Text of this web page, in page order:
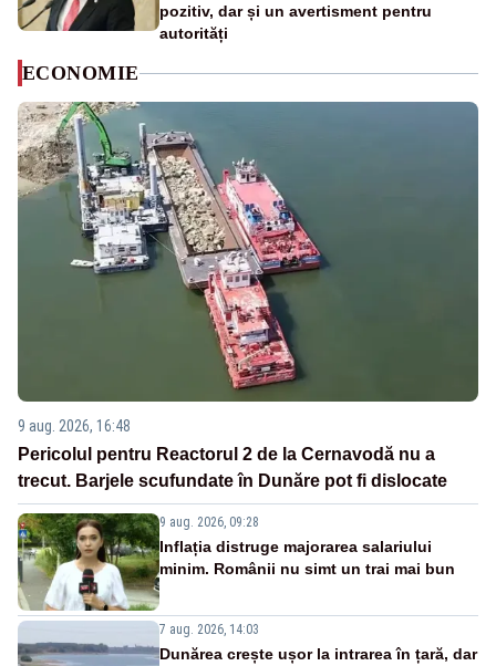
pozitiv, dar și un avertisment pentru
autorități
ECONOMIE
9 aug. 2026, 16:48
Pericolul pentru Reactorul 2 de la Cernavodă nu a
trecut. Barjele scufundate în Dunăre pot fi dislocate
9 aug. 2026, 09:28
Inflația distruge majorarea salariului
minim. Românii nu simt un trai mai bun
7 aug. 2026, 14:03
Dunărea crește ușor la intrarea în țară, dar